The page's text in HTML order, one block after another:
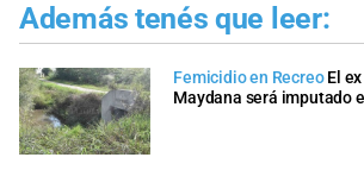
Además tenés que leer:
Femicidio en RecreoEl
Maydana será imputado